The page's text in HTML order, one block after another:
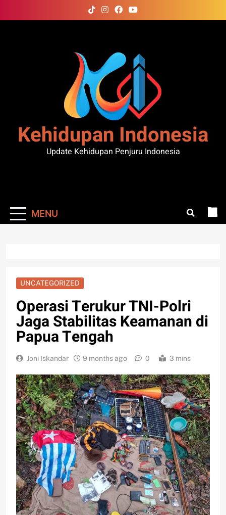
to
Kehidupan Indonesia
Update Kehidupan Penjuru Indonesia
MENU
UNCATEGORIZED
Operasi Terukur TNI-Polri
Jaga Stabilitas Keamanan di
Papua Tengah
Joni Iskandar 9 months ago 0 3 mins